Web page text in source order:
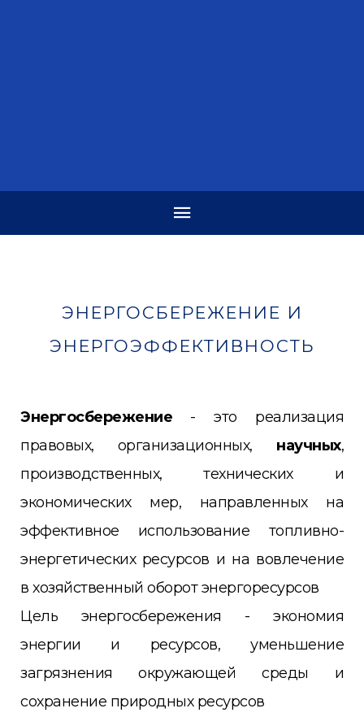
ЭНЕРГОСБЕРЕЖЕНИЕ И
ЭНЕРГОЭФФЕКТИВНОСТЬ
Энергосбережение - это реализация
правовых, организационных, научных,
производственных, технических и
экономических мер, направленных на
эффективное использование топливно-
энергетических ресурсов и на вовлечение
в хозяйственный оборот энергоресурсов
Цель энергосбережения - экономия
энергии и ресурсов, уменьшение
загрязнения окружающей среды и
сохранение природных ресурсов